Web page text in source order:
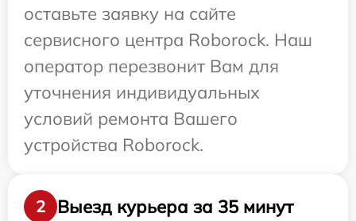
оставьте заявку на сайте
сервисного центра Roborock. Наш
оператор перезвонит Вам для
уточнения индивидуальных
условий ремонта Вашего
устройства Roborock.
2
Выезд курьера за 35 минут